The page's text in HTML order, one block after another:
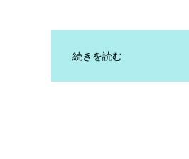
続きを読む